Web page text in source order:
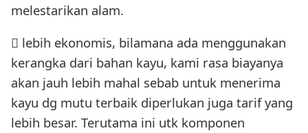
melestarikan alam.
 lebih ekonomis, bilamana ada menggunakan
kerangka dari bahan kayu, kami rasa biayanya
akan jauh lebih mahal sebab untuk menerima
kayu dg mutu terbaik diperlukan juga tarif yang
lebih besar. Terutama ini utk komponen